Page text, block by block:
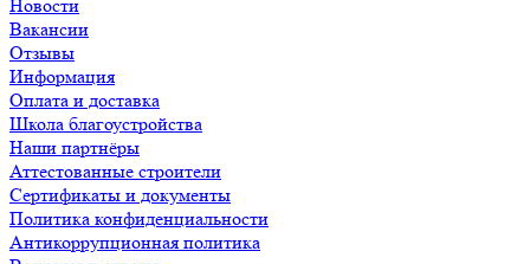
Новости
Вакансии
Отзывы
Информация
Оплата и доставка
Школа благоустройства
Наши партнёры
Аттестованные строители
Сертификаты и документы
Политика конфиденциальности
Антикоррупционная политика